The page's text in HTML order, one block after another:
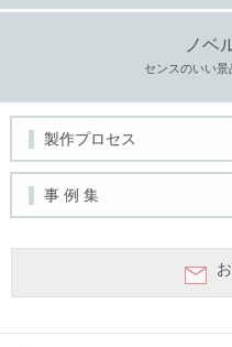
ノベ
センスのいい
製作プロセス
事 例 集